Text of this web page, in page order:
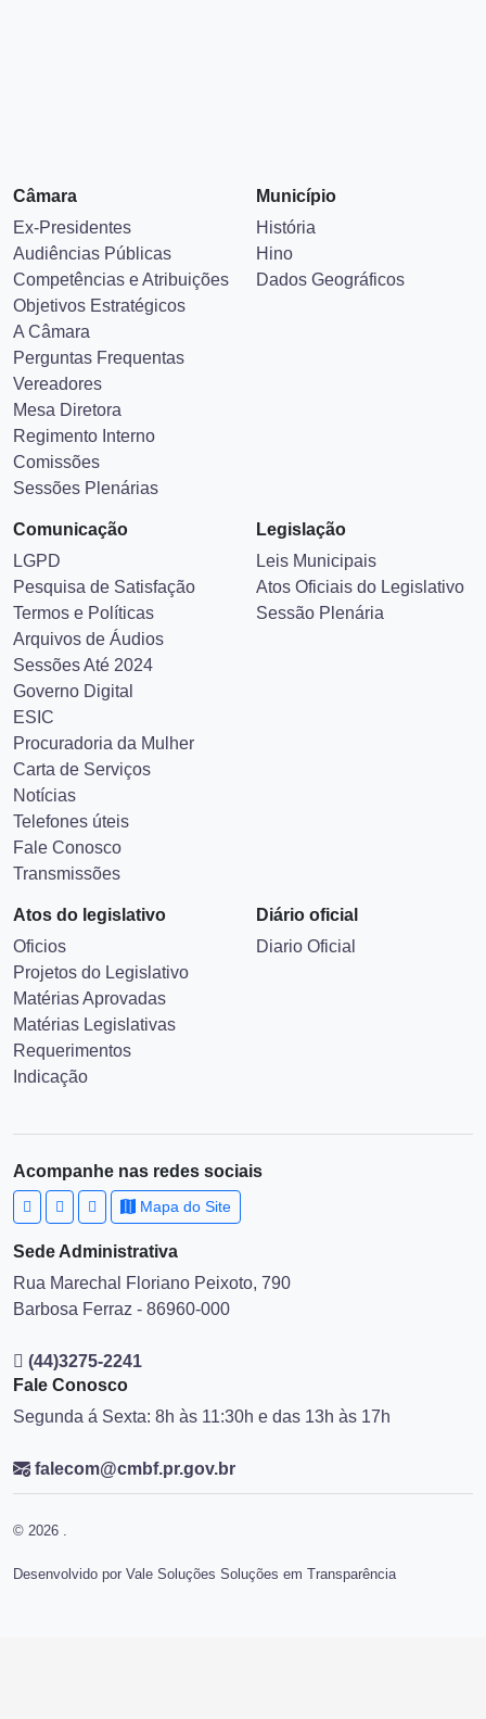
Câmara
Ex-Presidentes
Audiências Públicas
Competências e Atribuições
Objetivos Estratégicos
A Câmara
Perguntas Frequentas
Vereadores
Mesa Diretora
Regimento Interno
Comissões
Sessões Plenárias
Município
História
Hino
Dados Geográficos
Comunicação
LGPD
Pesquisa de Satisfação
Termos e Políticas
Arquivos de Áudios
Sessões Até 2024
Governo Digital
ESIC
Procuradoria da Mulher
Carta de Serviços
Notícias
Telefones úteis
Fale Conosco
Transmissões
Legislação
Leis Municipais
Atos Oficiais do Legislativo
Sessão Plenária
Atos do legislativo
Oficios
Projetos do Legislativo
Matérias Aprovadas
Matérias Legislativas
Requerimentos
Indicação
Diário oficial
Diario Oficial
Acompanhe nas redes sociais
Mapa do Site
Sede Administrativa
Rua Marechal Floriano Peixoto, 790
Barbosa Ferraz - 86960-000
(44)3275-2241
Fale Conosco
Segunda á Sexta: 8h às 11:30h e das 13h às 17h
falecom@cmbf.pr.gov.br
© 2026 .
Desenvolvido por Vale Soluções Soluções em Transparência